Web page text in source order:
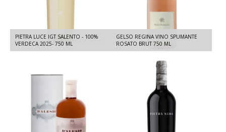
PIETRA LUCE IGT SALENTO - 100%
VERDECA 2025- 750 ML
GELSO REGINA VINO SPUMANTE
ROSATO BRUT 750 ML